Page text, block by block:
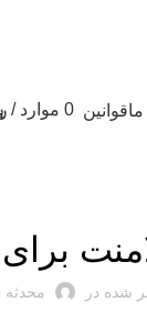
قوانین 0 موارد /
شده در محدثه